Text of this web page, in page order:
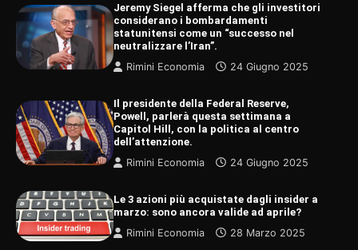
Jeremy Siegel afferma che gli investitori
considerano i bombardamenti
statunitensi come un “successo nel
neutralizzare l’Iran”.
Rimini Economia
24 Giugno 2025
Il presidente della Federal Reserve,
Powell, parlerà questa settimana a
Capitol Hill, con la politica al centro
dell’attenzione.
Rimini Economia
24 Giugno 2025
Le 3 azioni più acquistate dagli insider a
marzo: sono ancora valide ad aprile?
Rimini Economia
28 Marzo 2025